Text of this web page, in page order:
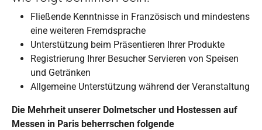
Fließende Kenntnisse in Französisch und mindestens
eine weiteren Fremdsprache
Unterstützung beim Präsentieren Ihrer Produkte
Registrierung Ihrer Besucher Servieren von Speisen
und Getränken
Allgemeine Unterstützung während der Veranstaltung
Die Mehrheit unserer Dolmetscher und Hostessen auf
Messen in Paris beherrschen folgende